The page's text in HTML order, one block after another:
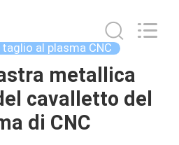
al plasma CNC
metallica
cavalletto del
di CNC